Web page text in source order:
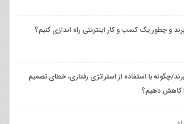
و چطور یک کسب و کار اینترنتی راه اندازی کنیم؟
چگونه با استفاده از استراتژی رفتاری، خطای تصمیم
کاهش دهیم؟